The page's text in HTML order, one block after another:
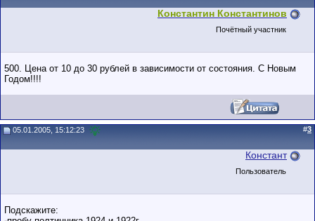
Константин Константинов
Почётный участник
500. Цена от 10 до 30 рублей в зависимости от состояния. С Новым
Годом!!!!
05.01.2005, 15:12:23 #3
Констант
Пользователь
Подскажите: